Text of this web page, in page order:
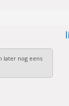
later nog eens